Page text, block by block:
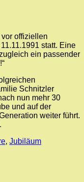
offiziellen
statt. Eine
ein passender
Schnitzler
nun mehr 30
und auf der
weiter führt.
, Jubiläum